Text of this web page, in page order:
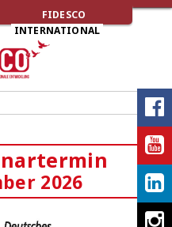
FIDESCO
INTERNATIONAL
2026